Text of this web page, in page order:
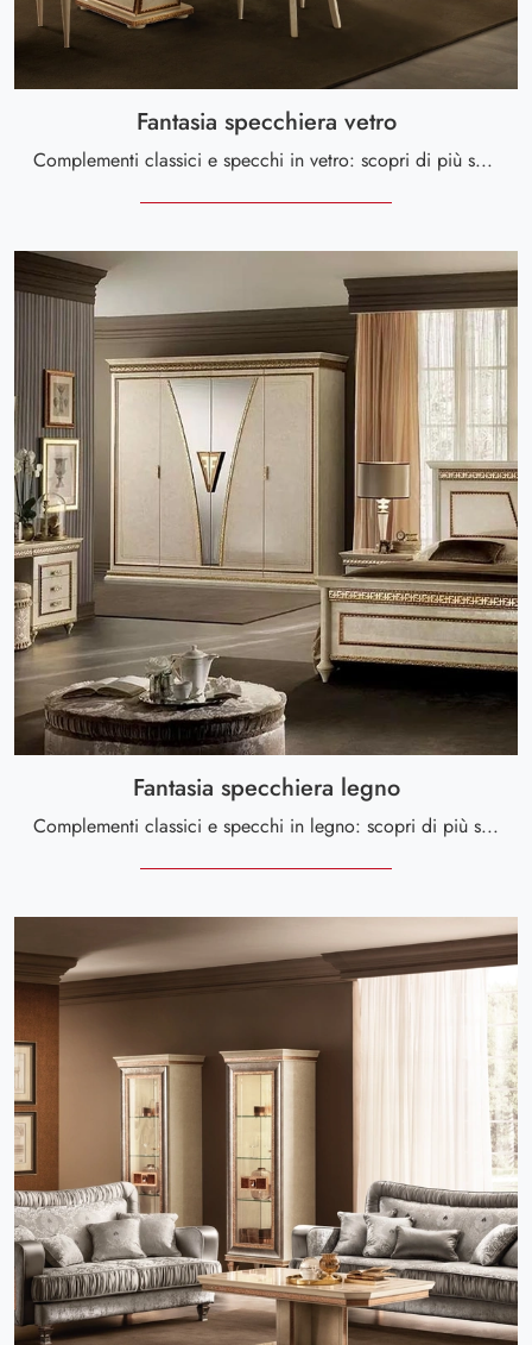
Fantasia specchiera vetro
Complementi classici e specchi in vetro: scopri di più sul modello Fantasia specchiera vetro di Arredoclassic e potrai impreziosire i tuoi interni.
Fantasia specchiera legno
Complementi classici e specchi in legno: scopri di più sul modello Fantasia specchiera legno di Arredoclassic e potrai impreziosire i tuoi locali.